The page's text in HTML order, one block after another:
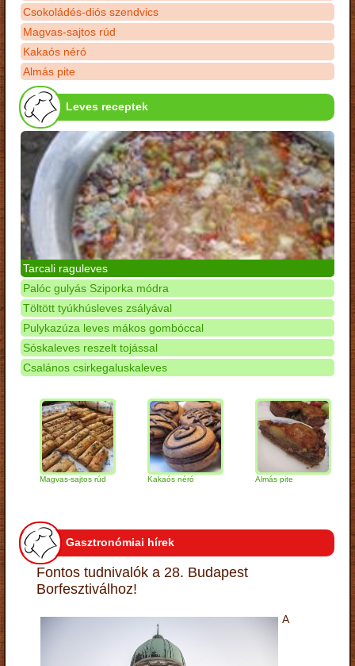
Csokoládés-diós szendvics
Magvas-sajtos rúd
Kakaós néró
Almás pite
Leves receptek
Tarcali raguleves
Palóc gulyás Sziporka módra
Töltött tyúkhúsleves zsályával
Pulykazúza leves mákos gombóccal
Sóskaleves reszelt tojással
Csalános csirkegaluskaleves
Magvas-sajtos rúd Kakaós néró Almás pite
Gasztronómiai hírek
Fontos tudnivalók a 28. Budapest
Borfesztiválhoz!
A